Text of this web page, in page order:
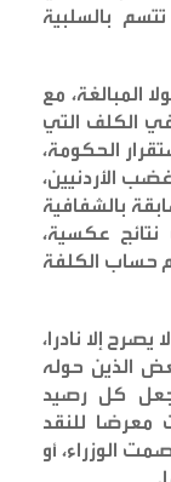
بالسلبية
المبالغة، مع
الكلف التي
الحكومة،
الأردنيين،
بالشفافية
نتائج عكسية،
حساب الكلفة
إلا نادرا،
الذين حوله
جعل كل رصيد
معرضا للنقد
الوزراء، أو